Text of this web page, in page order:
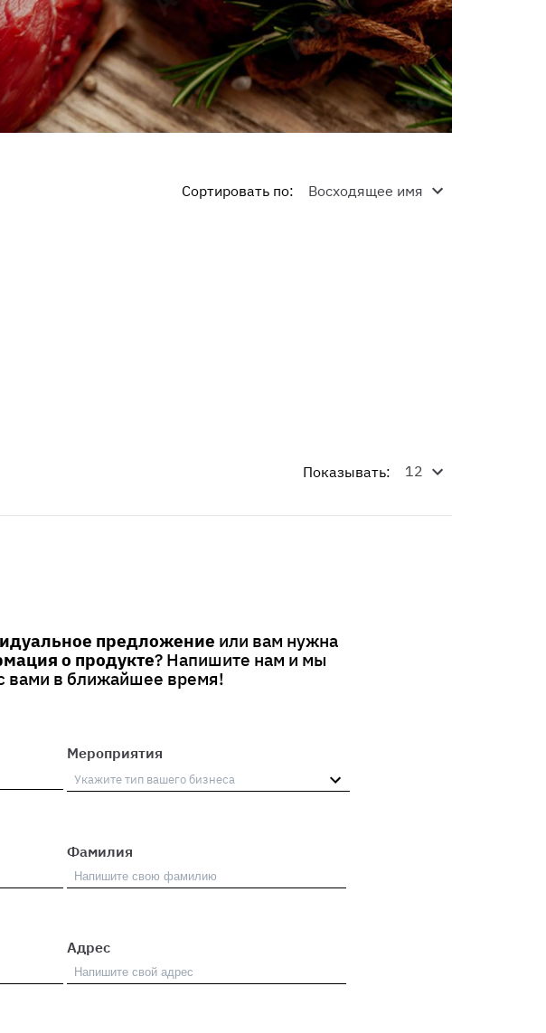
Сортировать по:
Показывать:
предложение или вам нужна
о продукте? Напишите нам и мы
вами в ближайшее время!
Мероприятия
Фамилия
Адрес